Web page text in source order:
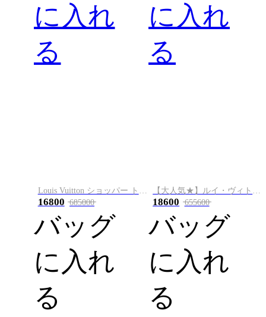
に入れ
る
Louis Vuitton ショッパー トート MINI
16800 685000
バッグ
に入れ
る
に入れ
る
【大人気★】ルイ・ヴィトン エクスプローラー ビジネスバッグ M40566
18600 655600
バッグ
に入れ
る